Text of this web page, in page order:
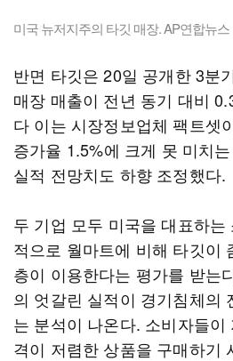
미국 뉴저지주의 타깃 매장. AP연합뉴스
반면 타깃은 20일 공개한 3분
매장 매출이 전년 동기 대비
다 이는 시장정보업체 팩트셋
증가율 1.5%에 크게 못 미치
실적 전망치도 하향 조정했다.
두 기업 모두 미국을 대표하
적으로 월마트에 비해 타깃이
층이 이용한다는 평가를 받는
의 엇갈린 실적이 경기침체의
는 분석이 나온다. 소비자들
격이 저렴한 상품을 구매하기